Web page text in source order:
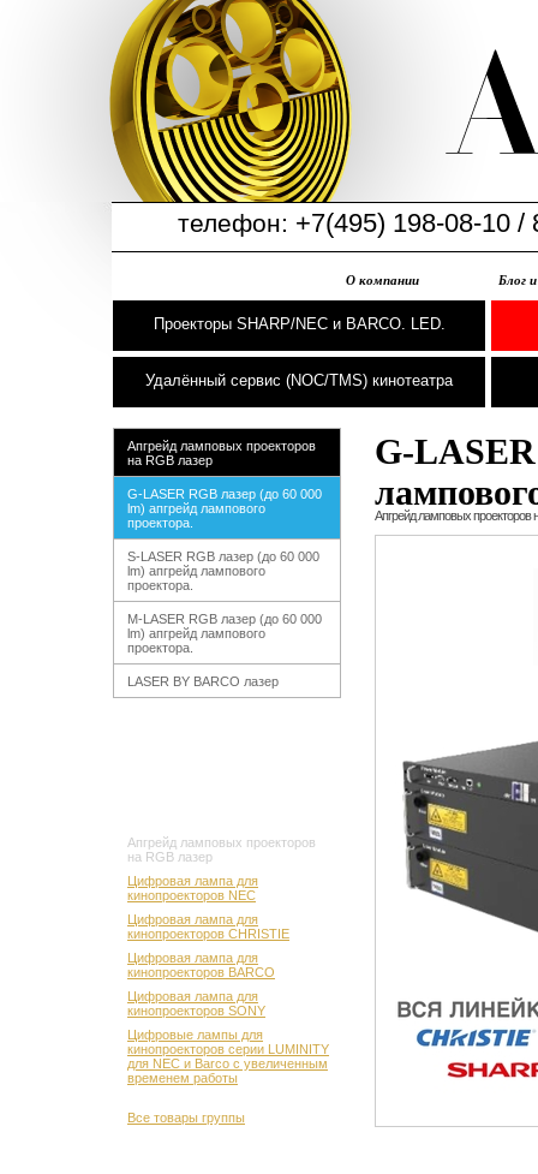
телефон: +7(495) 198-08-10 /
О компании Блог
Проекторы SHARP/NEC и BARCO. LED.
Удалённый сервис (NOC/TMS) кинотеатра
Апгрейд ламповых проекторов
на RGB лазер
G-LASER RGB лазер (до 60 000
lm) апгрейд лампового
проектора.
S-LASER RGB лазер (до 60 000
lm) апгрейд лампового
проектора.
M-LASER RGB лазер (до 60 000
lm) апгрейд лампового
проектора.
LASER BY BARCO лазер
Апгрейд ламповых проекторов
на RGB лазер
Цифровая лампа для
кинопроекторов NEC
Цифровая лампа для
кинопроекторов CHRISTIE
Цифровая лампа для
кинопроекторов BARCO
Цифровая лампа для
кинопроекторов SONY
Цифровые лампы для
кинопроекторов серии LUMINITY
для NEC и Barco с увеличенным
временем работы
Все товары группы
G-LASER
Апгрейд ламповых проекторов